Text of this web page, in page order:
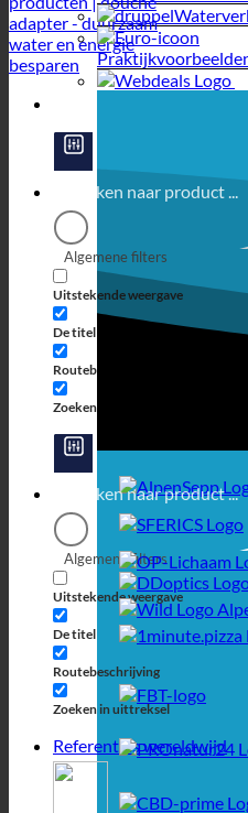
Algemene filters
Uitstekende weergave
De titel
Routebeschrijving
Zoeken in uittreksel
Algemene filters
Uitstekende weergave
De titel
Routebeschrijving
Zoeken in uittreksel
Referenties wereldwijd